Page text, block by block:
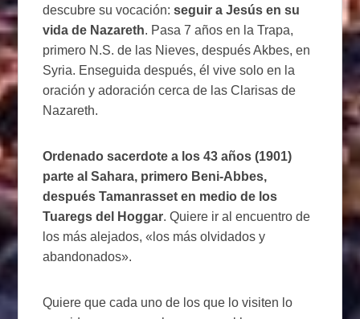
descubre su vocación:seguir a Jesús en su
vida de Nazareth. Pasa 7 años en la Trapa,
primero N.S. de las Nieves, después Akbes, en
Syria. Enseguida después, él vive solo en la
oración y adoración cerca de las Clarisas de
Nazareth.
Ordenado sacerdote a los 43 años (1901)
parte al Sahara, primero Beni-Abbes,
después Tamanrasset en medio de los
Tuaregs del Hoggar. Quiere ir al encuentro de
los más alejados, «los más olvidados y
abandonados».
Quiere que cada uno de los que lo visiten lo